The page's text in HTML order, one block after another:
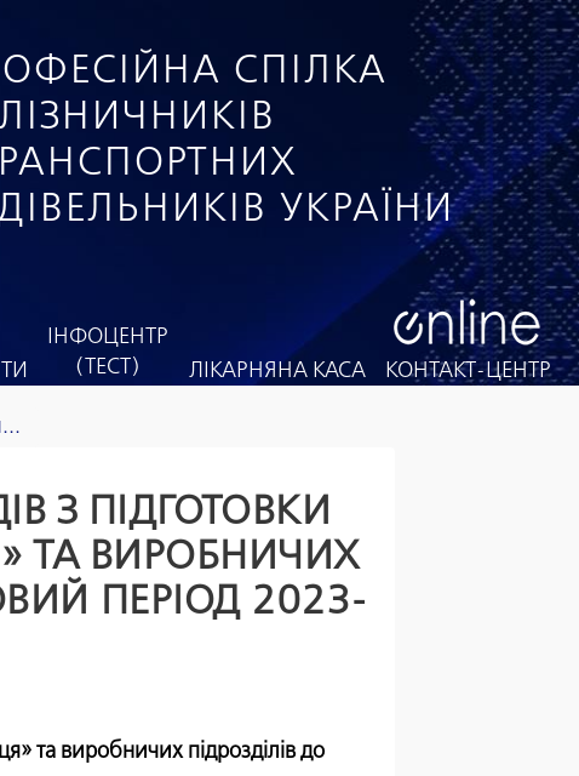
СПІЛКА
УКРАЇНИ
ІНФОЦЕНТР
(ТЕСТ)
ЛІКАРНЯНА КАСА КОНТАКТ-ЦЕНТР
З ПІДГОТОВКИ
ТА ВИРОБНИЧИХ
ПЕРІОД 2023-
та виробничих підрозділів до